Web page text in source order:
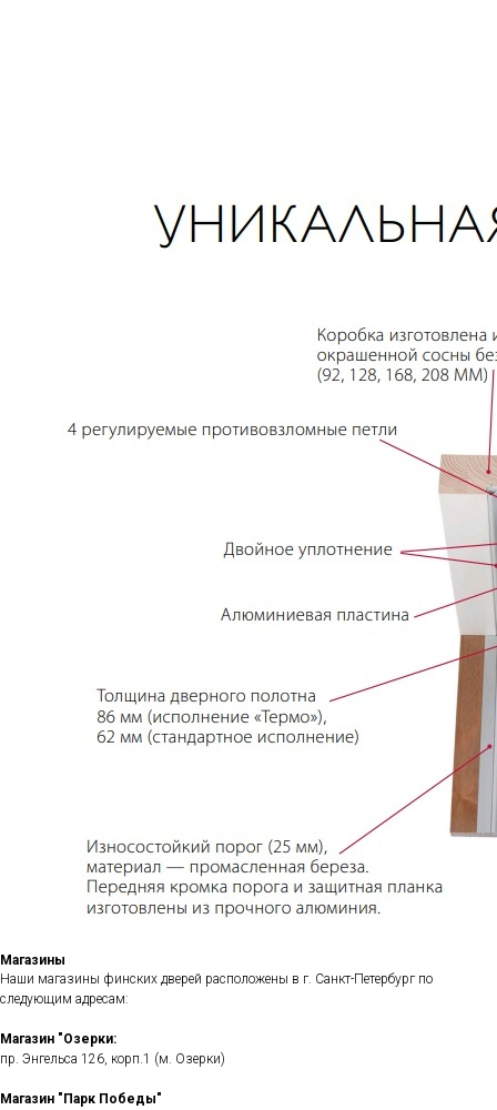
Магазины
Наши магазины финских дверей расположены в г. Санкт-Петербург по
следующим адресам:
Магазин "Озерки:
пр. Энгельса 126, корп.1 (м. Озерки)
Магазин "Парк Победы"